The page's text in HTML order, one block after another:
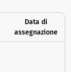
Data di
assegnazione